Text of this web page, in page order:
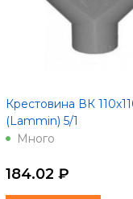
Крестовина ВК
(Lammin) 5/1
Много
184.02 ₽